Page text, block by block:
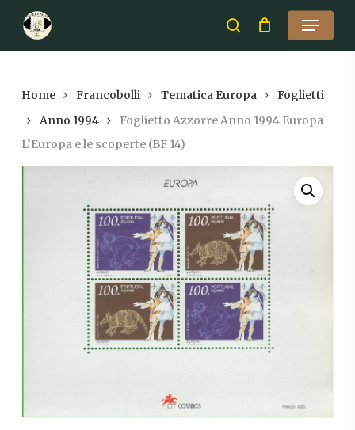
main
search
Menu
Home Francobolli Tematica Europa
Foglietti
Anno 1994
Foglietto Azzorre Anno 1994 Europa
L’Europa e le scoperte (BF 14)
Close